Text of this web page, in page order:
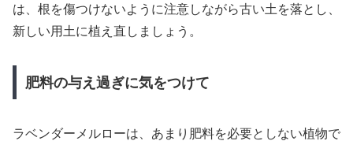
は、根を傷つけないように注意しながら古い土を落とし、
新しい用土に植え直しましょう。
肥料の与え過ぎに気をつけて
ラベンダーメルローは、あまり肥料を必要としない植物で